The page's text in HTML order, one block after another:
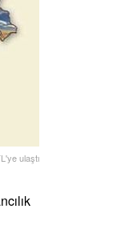
ulaştı